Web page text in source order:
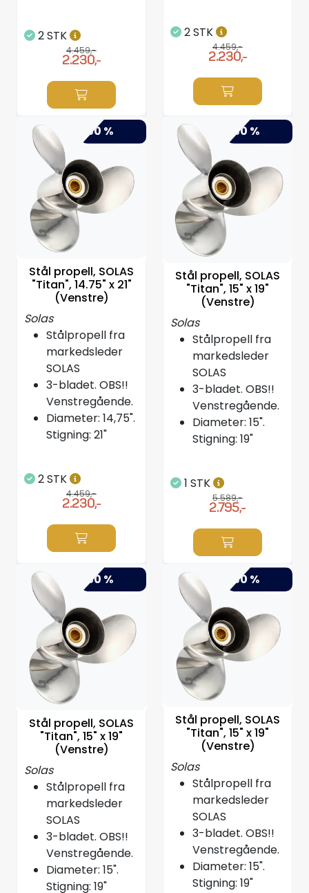
2 STK
4.459,-
2.230,-
2 STK
4.459,-
2.230,-
-50 %
Stål propell, SOLAS
"Titan", 14.75" x 21"
(Venstre)
Solas
Stålpropell fra
markedsleder
SOLAS
3-bladet. OBS!!
Venstregående.
Diameter: 14,75".
Stigning: 21"
2 STK
4.459,-
2.230,-
-50 %
Stål propell, SOLAS
"Titan", 15" x 19"
(Venstre)
Solas
Stålpropell fra
markedsleder
SOLAS
3-bladet. OBS!!
Venstregående.
Diameter: 15".
Stigning: 19"
1 STK
5.589,-
2.795,-
-50 %
Stål propell, SOLAS
"Titan", 15" x 19"
(Venstre)
Solas
Stålpropell fra
markedsleder
SOLAS
3-bladet. OBS!!
Venstregående.
Diameter: 15".
Stigning: 19"
-50 %
Stål propell, SOLAS
"Titan", 15" x 19"
(Venstre)
Solas
Stålpropell fra
markedsleder
SOLAS
3-bladet. OBS!!
Venstregående.
Diameter: 15".
Stigning: 19"